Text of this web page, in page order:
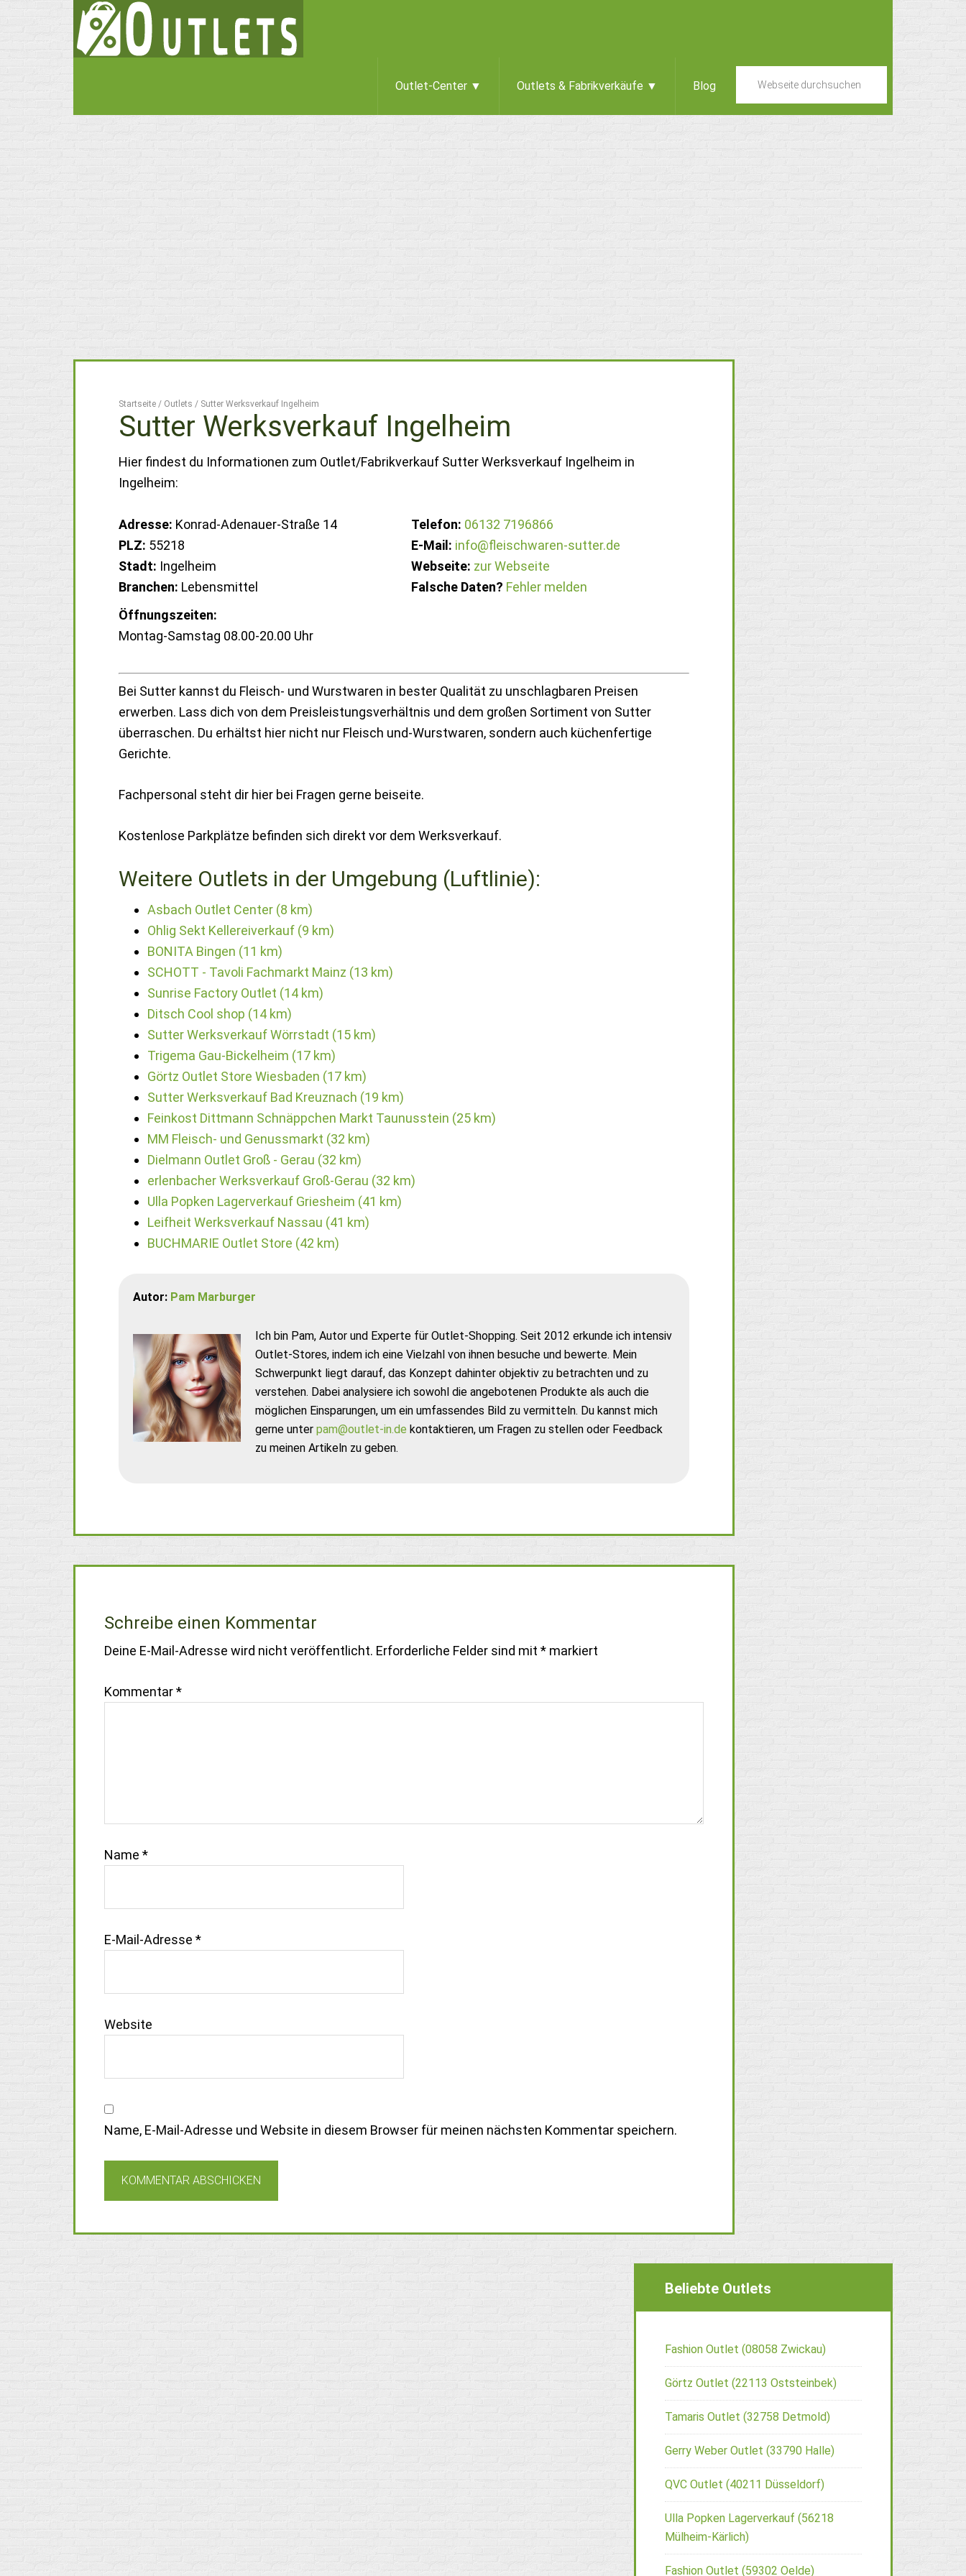
Outlet-Center ▼ Outlets & Fabrikverkäufe ▼ Blog
Startseite / Outlets / Sutter Werksverkauf Ingelheim
Sutter Werksverkauf Ingelheim
Hier findest du Informationen zum Outlet/Fabrikverkauf Sutter Werksverkauf Ingelheim in
Ingelheim:
Adresse: Konrad-Adenauer-Straße 14
PLZ: 55218
Stadt: Ingelheim
Branchen: Lebensmittel
Telefon: 06132 7196866
E-Mail: info@fleischwaren-sutter.de
Webseite: zur Webseite
Falsche Daten? Fehler melden
Öffnungszeiten:
Montag-Samstag 08.00-20.00 Uhr
Bei Sutter kannst du Fleisch- und Wurstwaren in bester Qualität zu unschlagbaren Preisen
erwerben. Lass dich von dem Preisleistungsverhältnis und dem großen Sortiment von Sutter
überraschen. Du erhältst hier nicht nur Fleisch und-Wurstwaren, sondern auch küchenfertige
Gerichte.
Fachpersonal steht dir hier bei Fragen gerne beiseite.
Kostenlose Parkplätze befinden sich direkt vor dem Werksverkauf.
Weitere Outlets in der Umgebung (Luftlinie):
Asbach Outlet Center (8 km)
Ohlig Sekt Kellereiverkauf (9 km)
BONITA Bingen (11 km)
SCHOTT - Tavoli Fachmarkt Mainz (13 km)
Sunrise Factory Outlet (14 km)
Ditsch Cool shop (14 km)
Sutter Werksverkauf Wörrstadt (15 km)
Trigema Gau-Bickelheim (17 km)
Görtz Outlet Store Wiesbaden (17 km)
Sutter Werksverkauf Bad Kreuznach (19 km)
Feinkost Dittmann Schnäppchen Markt Taunusstein (25 km)
MM Fleisch- und Genussmarkt (32 km)
Dielmann Outlet Groß - Gerau (32 km)
erlenbacher Werksverkauf Groß-Gerau (32 km)
Ulla Popken Lagerverkauf Griesheim (41 km)
Leifheit Werksverkauf Nassau (41 km)
BUCHMARIE Outlet Store (42 km)
Autor: Pam Marburger
Ich bin Pam, Autor und Experte für Outlet-Shopping. Seit 2012 erkunde ich intensiv
Outlet-Stores, indem ich eine Vielzahl von ihnen besuche und bewerte. Mein
Schwerpunkt liegt darauf, das Konzept dahinter objektiv zu betrachten und zu
verstehen. Dabei analysiere ich sowohl die angebotenen Produkte als auch die
möglichen Einsparungen, um ein umfassendes Bild zu vermitteln. Du kannst mich
gerne unter pam@outlet-in.de kontaktieren, um Fragen zu stellen oder Feedback
zu meinen Artikeln zu geben.
Schreibe einen Kommentar
Deine E-Mail-Adresse wird nicht veröffentlicht. Erforderliche Felder sind mit * markiert
Kommentar*
Name *
E-Mail-Adresse *
Website
Name, E-Mail-Adresse und Website in diesem Browser für meinen nächsten Kommentar speichern.
Beliebte Outlets
Fashion Outlet (08058 Zwickau)
Görtz Outlet (22113 Oststeinbek)
Tamaris Outlet (32758 Detmold)
Gerry Weber Outlet (33790 Halle)
QVC Outlet (40211 Düsseldorf)
Ulla Popken Lagerverkauf (56218
Mülheim-Kärlich)
Fashion Outlet (59302 Oelde)